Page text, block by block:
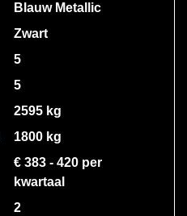
Blauw Metallic
Zwart
5
5
2595 kg
1800 kg
€ 383 - 420 per
kwartaal
2